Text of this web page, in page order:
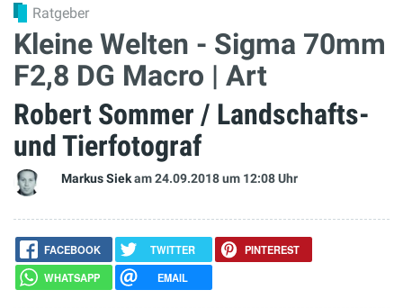
Ratgeber
Kleine Welten - Sigma 70mm
F2,8 DG Macro | Art
Robert Sommer / Landschafts-
und Tierfotograf
Markus Siekam 24.09.2018um 12:08 Uhr
FACEBOOK TWITTER
PINTEREST
WHATSAPP
EMAIL